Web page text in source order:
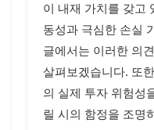
이 내재 가치를 갖고
동성과 극심한 손실
글에서는 이러한 의
살펴보겠습니다. 또
의 실제 투자 위험성
릴 시의 함정을 조명